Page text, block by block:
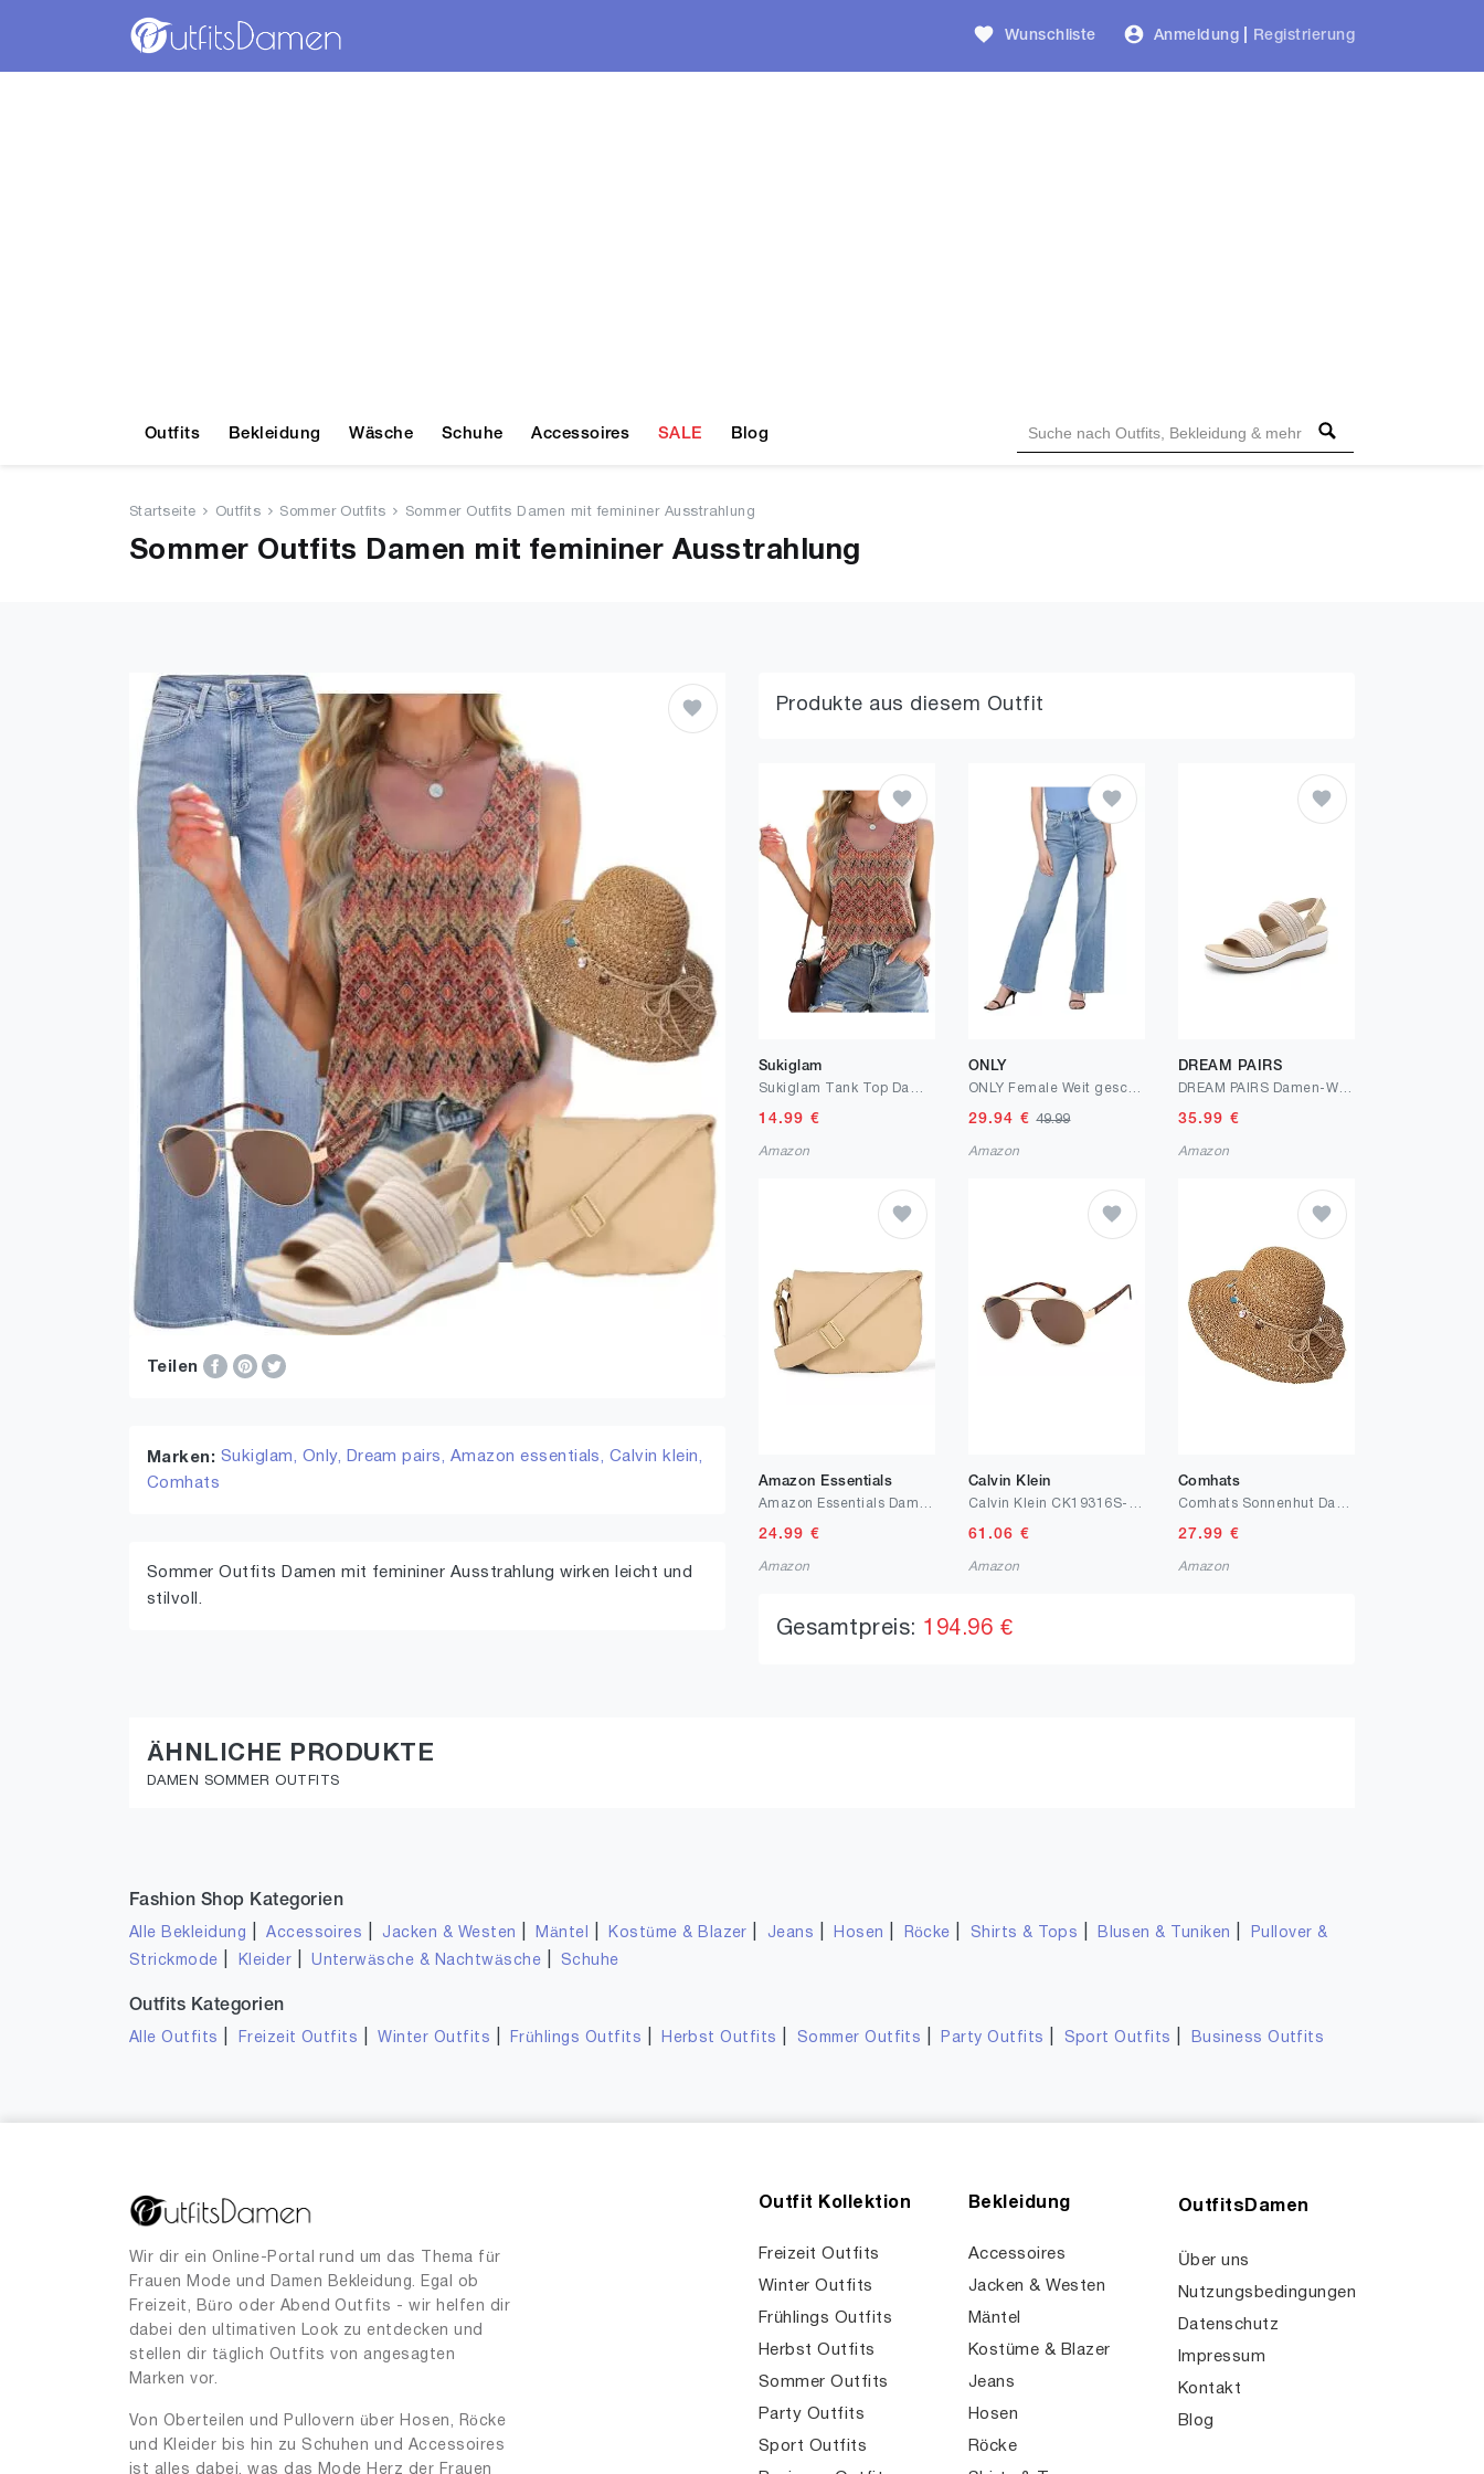
Wunschliste Anmeldung Registrierung
Outfits Bekleidung Wäsche Schuhe Accessoires SALE Blog
Startseite Outfits Sommer Outfits Sommer Outfits Damen mit femininer Ausstrahlung
Sommer Outfits Damen mit femininer Ausstrahlung
Teilen
Marken: Sukiglam, Only, Dream pairs, Amazon essentials, Calvin klein,
Comhats
Sommer Outfits Damen mit femininer Ausstrahlung wirken leicht und
stilvoll.
Produkte aus diesem Outfit
Sukiglam
14.99 €
Amazon
ONLY
29.94 €49.99
Amazon
DREAM PAIRS
35.99 €
Amazon
Amazon Essentials
24.99 €
Amazon
Calvin Klein
61.06 €
Amazon
Comhats
27.99 €
Amazon
Gesamtpreis: 194.96 €
ÄHNLICHE PRODUKTE
DAMEN SOMMER OUTFITS
Fashion Shop Kategorien
Alle Bekleidung |Accessoires Jacken & Westen Mäntel Kostüme & Blazer Jeans Hosen Röcke Shirts & Tops Blusen & Tuniken
Pullover &
Strickmode
Kleider |Unterwäsche & Nachtwäsche Schuhe
Outfits Kategorien
Alle Outfits Freizeit Outfits |Winter Outfits Frühlings Outfits Herbst Outfits Sommer Outfits Party Outfits Sport Outfits Business Outfits
Wir dir ein Online-Portal rund um das Thema für
Frauen Mode und Damen Bekleidung. Egal ob
Freizeit, Büro oder Abend Outfits - wir helfen dir
dabei den ultimativen Look zu entdecken und
stellen dir täglich Outfits von angesagten
Marken vor.
Von Oberteilen und Pullovern über Hosen, Röcke
und Kleider bis hin zu Schuhen und Accessoires
ist alles dabei, was das Mode Herz der Frauen
Outfit Kollektion
Freizeit Outfits
Winter Outfits
Frühlings Outfits
Herbst Outfits
Sommer Outfits
Party Outfits
Sport Outfits
Bekleidung
Accessoires
Jacken & Westen
Mäntel
Kostüme & Blazer
Jeans
Hosen
Röcke
OutfitsDamen
Über uns
Nutzungsbedingungen
Datenschutz
Impressum
Kontakt
Blog